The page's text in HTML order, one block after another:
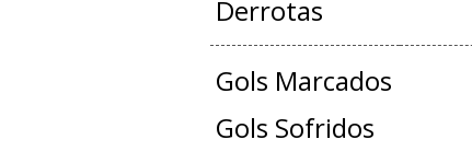
Derrotas
Gols Marcados
Gols Sofridos